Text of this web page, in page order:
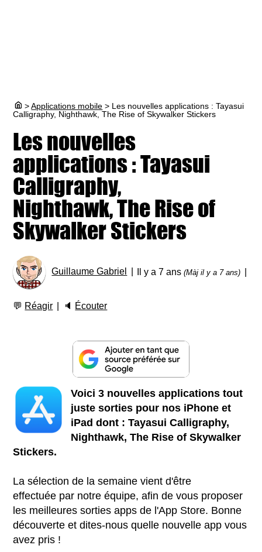
> Applications mobile > Les nouvelles applications : Tayasui
Calligraphy, Nighthawk, The Rise of Skywalker Stickers
Les nouvelles
applications : Tayasui
Calligraphy,
Nighthawk, The Rise of
Skywalker Stickers
Guillaume Gabriel Il y a 7 ans(Màj il y a 7 ans)
💬 Réagir 🔈 Écouter
Voici 3 nouvelles applications tout
juste sorties pour nos iPhone et
iPad dont : Tayasui Calligraphy,
Nighthawk, The Rise of Skywalker
Stickers.
La sélection de la semaine vient d'être
effectuée par notre équipe, afin de vous proposer
les meilleures sorties apps de l'App Store. Bonne
découverte et dites-nous quelle nouvelle app vous
avez pris !